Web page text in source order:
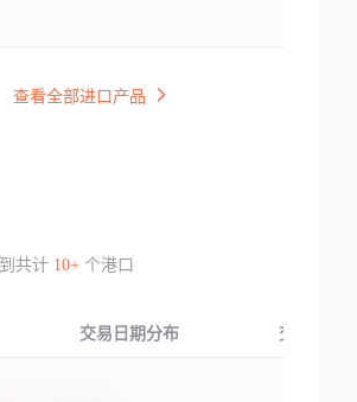
查看全部进口产品
共计 10+个港口
交易日期分布 交易产品